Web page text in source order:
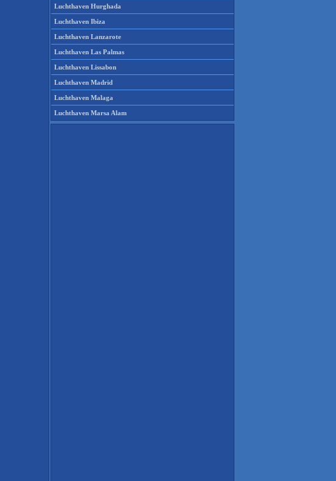
Luchthaven Hurghada
Luchthaven Ibiza
Luchthaven Lanzarote
Luchthaven Las Palmas
Luchthaven Lissabon
Luchthaven Madrid
Luchthaven Malaga
Luchthaven Marsa Alam